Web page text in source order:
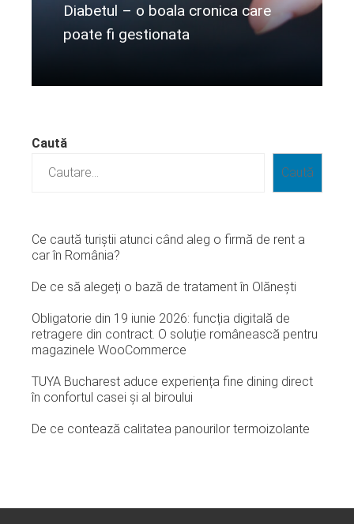
Diabetul – o boala cronica care
poate fi gestionata
Caută
Caută
Ce caută turiștii atunci când aleg o firmă de rent a
car în România?
De ce să alegeți o bază de tratament în Olănești
Obligatorie din 19 iunie 2026: funcția digitală de
retragere din contract. O soluție românească pentru
magazinele WooCommerce
TUYA Bucharest aduce experiența fine dining direct
în confortul casei și al biroului
De ce contează calitatea panourilor termoizolante